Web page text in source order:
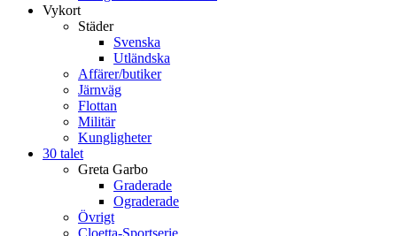
Vykort
Städer
Svenska
Utländska
Affärer/butiker
Järnväg
Flottan
Militär
Kungligheter
30 talet
Greta Garbo
Graderade
Ograderade
Övrigt